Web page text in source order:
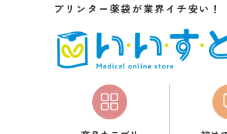
プリンター薬袋が業界イチ安い！